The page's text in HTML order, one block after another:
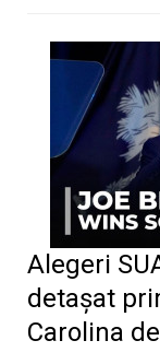
Alegeri
detaşat
Carolina